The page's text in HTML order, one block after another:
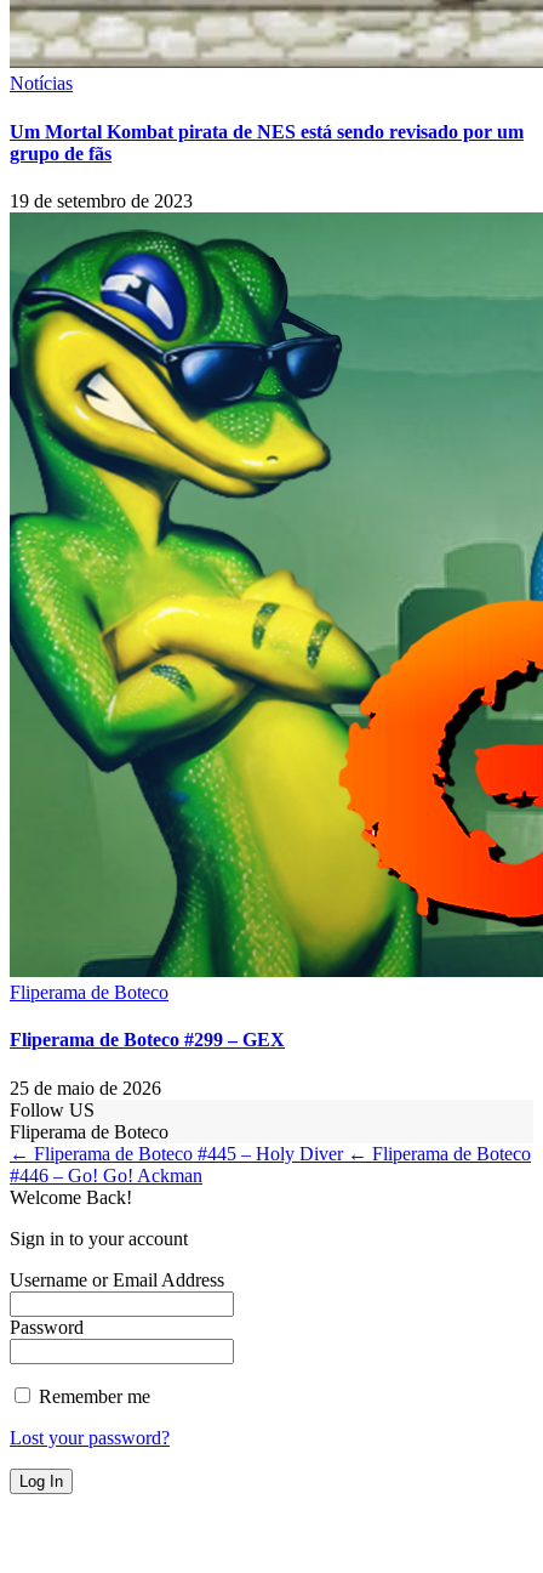
Notícias
Um Mortal Kombat pirata de NES está sendo revisado por um
grupo de fãs
19 de setembro de 2023
Fliperama de Boteco
Fliperama de Boteco #299 – GEX
25 de maio de 2026
Follow US
Fliperama de Boteco
← Fliperama de Boteco #445 – Holy Diver← Fliperama de Boteco
#446 – Go! Go! Ackman
Welcome Back!
Sign in to your account
Username or Email Address
Password
Remember me
Lost your password?